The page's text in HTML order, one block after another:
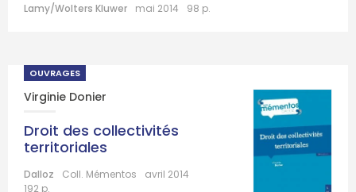
Lamy/Wolters Kluwer mai 2014 98 p.
OUVRAGES
Virginie Donier
Droit des collectivités
territoriales
Dalloz Coll. Mémentos
avril 2014
192 p.